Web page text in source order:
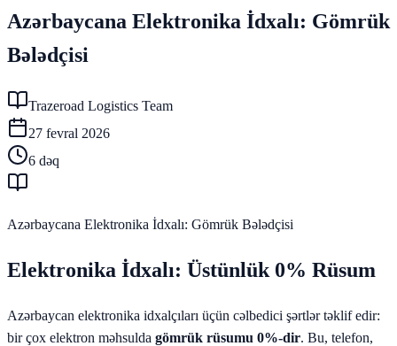
Azərbaycana Elektronika İdxalı: Gömrük
Bələdçisi
Trazeroad Logistics Team
27 fevral 2026
6 dəq
Azərbaycana Elektronika İdxalı: Gömrük Bələdçisi
Elektronika İdxalı: Üstünlük 0% Rüsum
Azərbaycan elektronika idxalçıları üçün cəlbedici şərtlər təklif edir:
bir çox elektron məhsulda gömrük rüsumu 0%-dir. Bu, telefon,